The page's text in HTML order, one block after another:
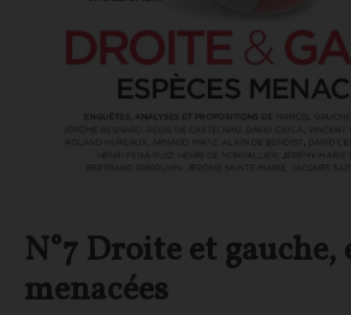
N°7 Droite et gauche,
menacées